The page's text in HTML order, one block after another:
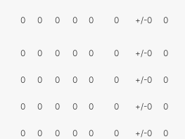
0 0 0 0 0 0 +/-0 0
0 0 0 0 0 0 +/-0 0
0 0 0 0 0 0 +/-0 0
0 0 0 0 0 0 +/-0 0
0 0 0 0 0 0 +/-0 0